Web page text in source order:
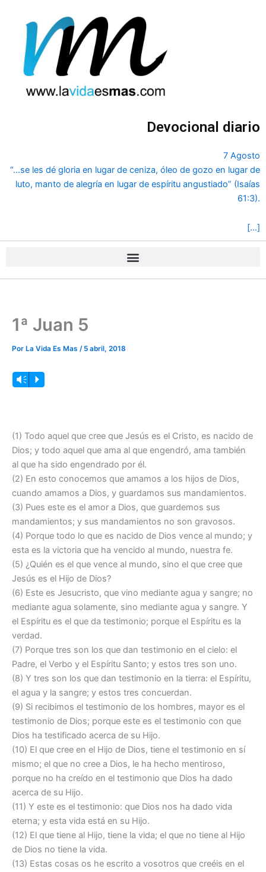
contenido
Devocional diario
7 Agosto
“...se les dé gloria en lugar de ceniza, óleo de gozo en lugar de
luto, manto de alegría en lugar de espíritu angustiado” (Isaías
61:3).
[…]
1ª Juan 5
Por La Vida Es Mas / 5 abril, 2018
Reproductor
Vm P
(1) Todo aquel que cree que Jesús es el Cristo, es nacido de
Dios; y todo aquel que ama al que engendró, ama también
al que ha sido engendrado por él.
(2) En esto conocemos que amamos a los hijos de Dios,
cuando amamos a Dios, y guardamos sus mandamientos.
(3) Pues este es el amor a Dios, que guardemos sus
mandamientos; y sus mandamientos no son gravosos.
(4) Porque todo lo que es nacido de Dios vence al mundo; y
esta es la victoria que ha vencido al mundo, nuestra fe.
(5) ¿Quién es el que vence al mundo, sino el que cree que
Jesús es el Hijo de Dios?
(6) Este es Jesucristo, que vino mediante agua y sangre; no
mediante agua solamente, sino mediante agua y sangre. Y
el Espíritu es el que da testimonio; porque el Espíritu es la
verdad.
(7) Porque tres son los que dan testimonio en el cielo: el
Padre, el Verbo y el Espíritu Santo; y estos tres son uno.
(8) Y tres son los que dan testimonio en la tierra: el Espíritu,
el agua y la sangre; y estos tres concuerdan.
(9) Si recibimos el testimonio de los hombres, mayor es el
testimonio de Dios; porque este es el testimonio con que
Dios ha testificado acerca de su Hijo.
(10) El que cree en el Hijo de Dios, tiene el testimonio en sí
mismo; el que no cree a Dios, le ha hecho mentiroso,
porque no ha creído en el testimonio que Dios ha dado
acerca de su Hijo.
(11) Y este es el testimonio: que Dios nos ha dado vida
eterna; y esta vida está en su Hijo.
(12) El que tiene al Hijo, tiene la vida; el que no tiene al Hijo
de Dios no tiene la vida.
(13) Estas cosas os he escrito a vosotros que creéis en el